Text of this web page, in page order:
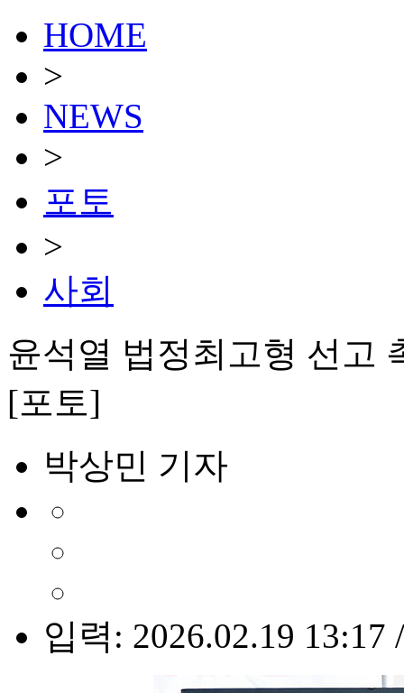
HOME
>
NEWS
>
포토
>
사회
윤석열 법정최고형 선고
[포토]
박상민 기자
입력: 2026.02.19 13:17